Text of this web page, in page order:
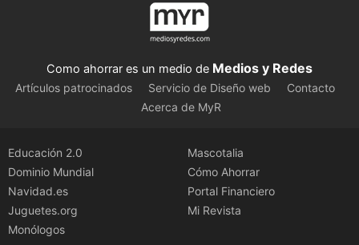
Como ahorrar es un medio de Medios y Redes
Artículos patrocinados Servicio de Diseño web
Contacto
Acerca de MyR
Educación 2.0
Dominio Mundial
Navidad.es
Juguetes.org
Monólogos
Mascotalia
Cómo Ahorrar
Portal Financiero
Mi Revista